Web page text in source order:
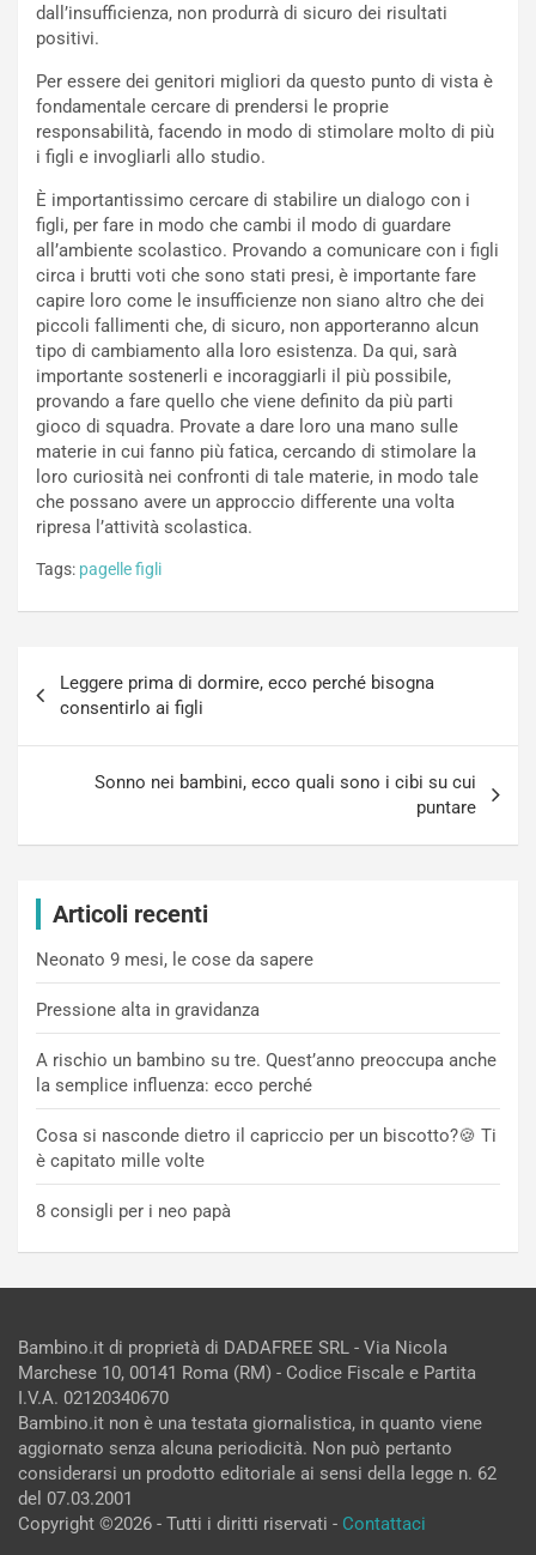
dall’insufficienza, non produrrà di sicuro dei risultati
positivi.
Per essere dei genitori migliori da questo punto di vista è
fondamentale cercare di prendersi le proprie
responsabilità, facendo in modo di stimolare molto di più
i figli e invogliarli allo studio.
È importantissimo cercare di stabilire un dialogo con i
figli, per fare in modo che cambi il modo di guardare
all’ambiente scolastico. Provando a comunicare con i figli
circa i brutti voti che sono stati presi, è importante fare
capire loro come le insufficienze non siano altro che dei
piccoli fallimenti che, di sicuro, non apporteranno alcun
tipo di cambiamento alla loro esistenza. Da qui, sarà
importante sostenerli e incoraggiarli il più possibile,
provando a fare quello che viene definito da più parti
gioco di squadra. Provate a dare loro una mano sulle
materie in cui fanno più fatica, cercando di stimolare la
loro curiosità nei confronti di tale materie, in modo tale
che possano avere un approccio differente una volta
ripresa l’attività scolastica.
Tags: pagelle figli
articoli
Leggere prima di dormire, ecco perché bisogna
consentirlo ai figli
Sonno nei bambini, ecco quali sono i cibi su cui
puntare
Articoli recenti
Neonato 9 mesi, le cose da sapere
Pressione alta in gravidanza
A rischio un bambino su tre. Quest’anno preoccupa anche
la semplice influenza: ecco perché
Cosa si nasconde dietro il capriccio per un biscotto?🍪 Ti
è capitato mille volte
8 consigli per i neo papà
Bambino.it di proprietà di DADAFREE SRL - Via Nicola
Marchese 10, 00141 Roma (RM) - Codice Fiscale e Partita
I.V.A. 02120340670
Bambino.it non è una testata giornalistica, in quanto viene
aggiornato senza alcuna periodicità. Non può pertanto
considerarsi un prodotto editoriale ai sensi della legge n. 62
del 07.03.2001
Copyright ©2026 - Tutti i diritti riservati - Contattaci